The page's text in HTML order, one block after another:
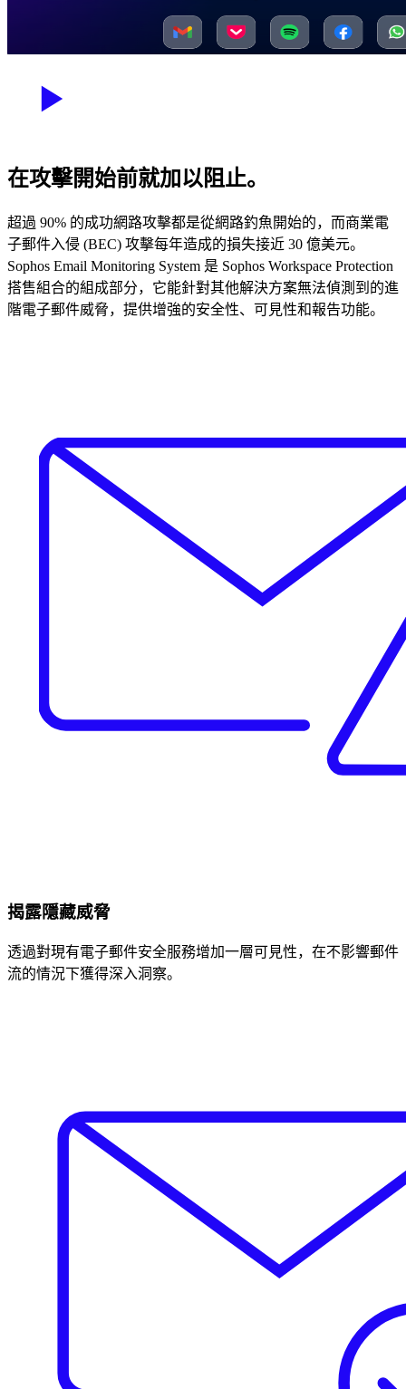
在攻擊開始前就加以阻止。
超過 90% 的成功網路攻擊都是從網路釣魚開始的，而商業電
子郵件入侵 (BEC) 攻擊每年造成的損失接近 30 億美元。
Sophos Email Monitoring System 是 Sophos Workspace Protection
搭售組合的組成部分，它能針對其他解決方案無法偵測到的進
階電子郵件威脅，提供增強的安全性、可見性和報告功能。
揭露隱藏威脅
透過對現有電子郵件安全服務增加一層可見性，在不影響郵件
流的情況下獲得深入洞察。